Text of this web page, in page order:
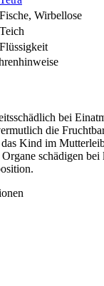
Fische, Wirbellose
Teich
Flüssigkeit
bei
die
Kind im
schädigen bei